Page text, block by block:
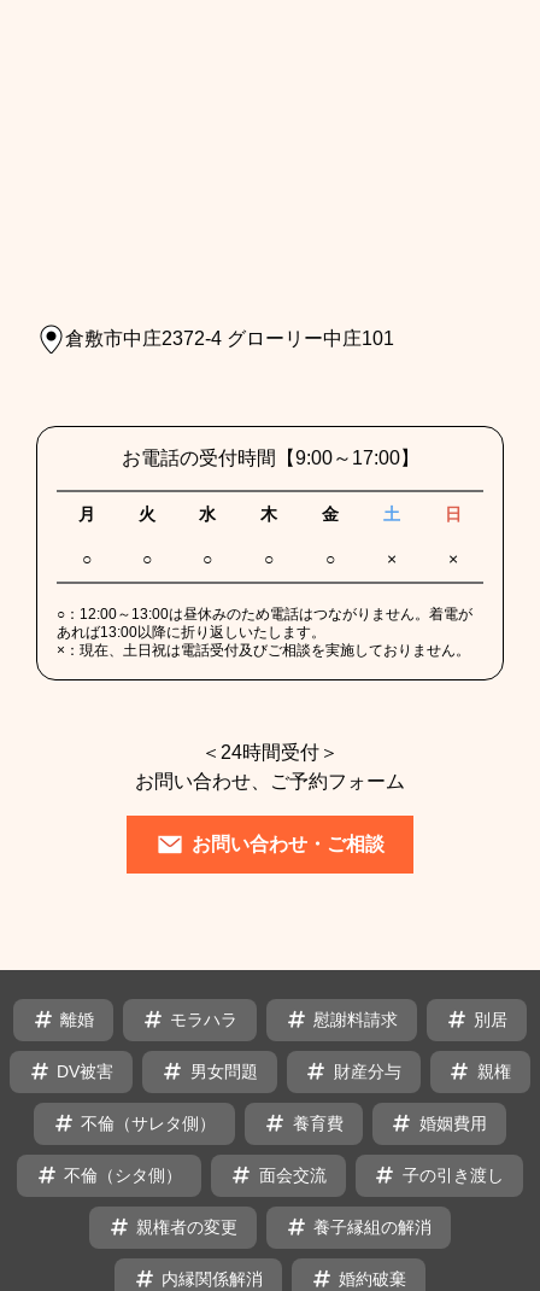
倉敷市中庄2372-4 グローリー中庄101
お電話の受付時間 【9:00～17:00】
月 火 水 木 金 土 日
○ ○ ○ ○ ○ × ×
○： 12:00～13:00は昼休みのため電話はつながりません。着電が
あれば13:00以降に折り返しいたします。
×： 現在、土日祝は電話受付及びご相談を実施しておりません。
＜24時間受付＞
お問い合わせ、ご予約フォーム
お問い合わせ・ご相談
グ
離婚 モラハラ 慰謝料請求 別居
DV被害 男女問題 財産分与 親権
不倫（サレタ側） 養育費 婚姻費用
不倫（シタ側） 面会交流 子の引き渡し
親権者の変更 養子縁組の解消
内縁関係解消 婚約破棄